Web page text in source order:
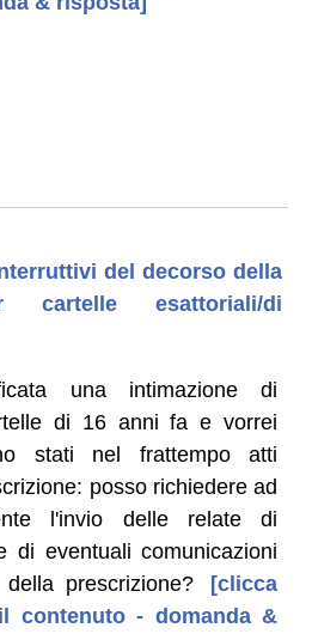
del decorso della
cartelle esattoriali/di
una intimazione di
di 16 anni fa e vorrei
stati nel frattempo atti
posso richiedere ad
l'invio delle relate di
di eventuali comunicazioni
prescrizione?
[clicca
contenuto - domanda &